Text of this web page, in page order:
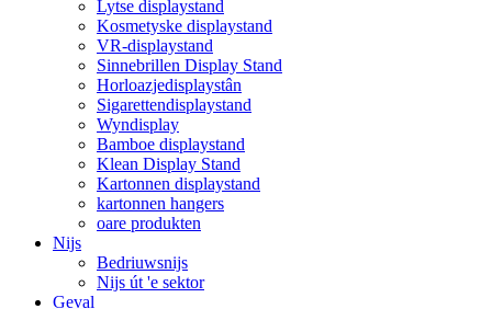
Lytse displaystand
Kosmetyske displaystand
VR-displaystand
Sinnebrillen Display Stand
Horloazjedisplaystân
Sigarettendisplaystand
Wyndisplay
Bamboe displaystand
Klean Display Stand
Kartonnen displaystand
kartonnen hangers
oare produkten
Nijs
Bedriuwsnijs
Nijs út 'e sektor
Geval